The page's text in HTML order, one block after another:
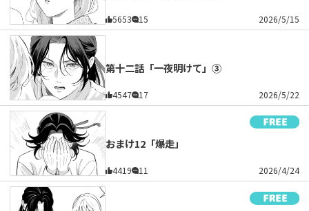
5653 15 2026/5/15
第十二話「一夜明けて」③
4547 17 2026/5/22
おまけ12「爆走」
4419 11 2026/4/24